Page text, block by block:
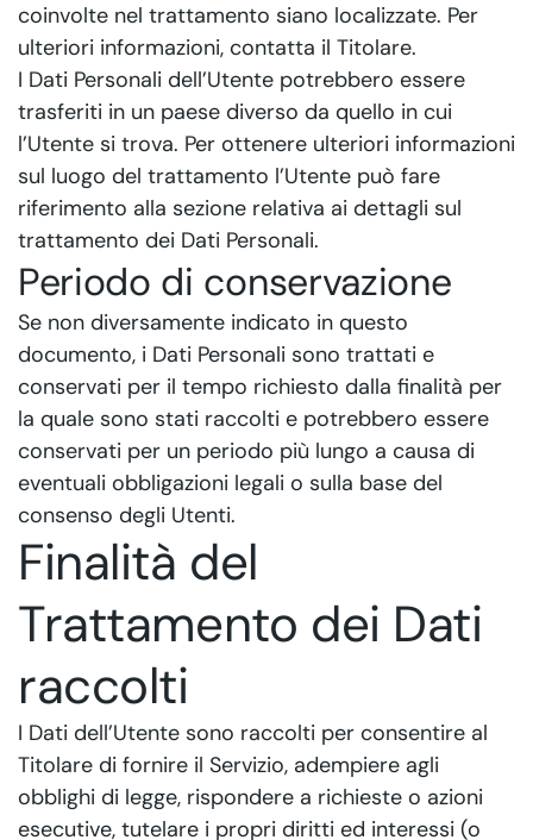
coinvolte nel trattamento siano localizzate. Per
ulteriori informazioni, contatta il Titolare.
I Dati Personali dell’Utente potrebbero essere
trasferiti in un paese diverso da quello in cui
l’Utente si trova. Per ottenere ulteriori informazioni
sul luogo del trattamento l’Utente può fare
riferimento alla sezione relativa ai dettagli sul
trattamento dei Dati Personali.
Periodo di conservazione
Se non diversamente indicato in questo
documento, i Dati Personali sono trattati e
conservati per il tempo richiesto dalla finalità per
la quale sono stati raccolti e potrebbero essere
conservati per un periodo più lungo a causa di
eventuali obbligazioni legali o sulla base del
consenso degli Utenti.
Finalità del
Trattamento dei Dati
raccolti
I Dati dell’Utente sono raccolti per consentire al
Titolare di fornire il Servizio, adempiere agli
obblighi di legge, rispondere a richieste o azioni
esecutive, tutelare i propri diritti ed interessi (o